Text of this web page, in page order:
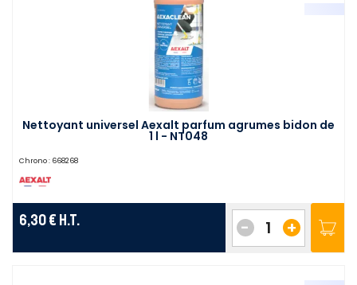
Nettoyant universel Aexalt parfum agrumes bidon de
1 l - NT048
Chrono : 668268
6,30 € H.T. +
-